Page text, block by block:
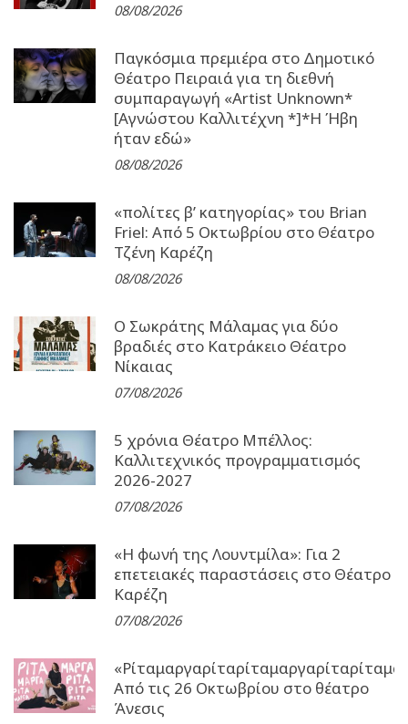
08/08/2026
Παγκόσμια πρεμιέρα στο Δημοτικό
Θέατρο Πειραιά για τη διεθνή
συμπαραγωγή «Artist Unknown*
[Αγνώστου Καλλιτέχνη *]*Η Ήβη
ήταν εδώ»
08/08/2026
«πολίτες β’ κατηγορίας» του Brian
Friel: Από 5 Οκτωβρίου στο Θέατρο
Τζένη Καρέζη
08/08/2026
Ο Σωκράτης Μάλαμας για δύο
βραδιές στο Κατράκειο Θέατρο
Νίκαιας
07/08/2026
5 χρόνια Θέατρο Μπέλλος:
Καλλιτεχνικός προγραμματισμός
2026-2027
07/08/2026
«Η φωνή της Λουντμίλα»: Για 2
επετειακές παραστάσεις στο Θέατρο
Καρέζη
07/08/2026
Από τις 26 Οκτωβρίου στο θέατρο
Άνεσις